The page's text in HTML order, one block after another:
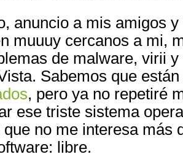
anuncio a mis amigos
muuuy cercanos a mi,
de malware, virii
Sabemos que
, pero ya no repetiré
ese triste sistema
que no me interesa más
libre.